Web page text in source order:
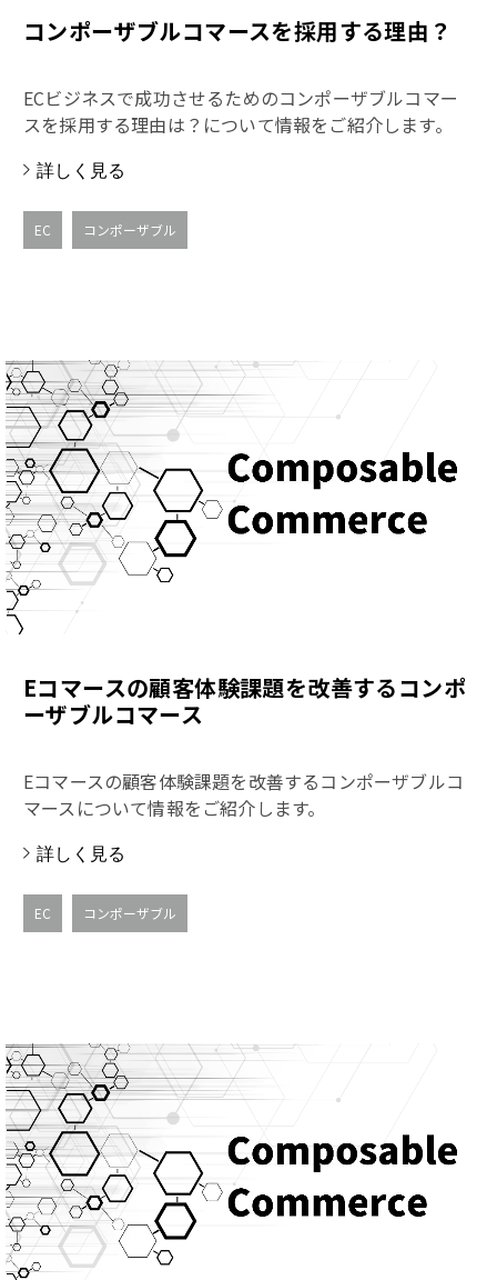
コンポーザブルコマースを採用する理由？
ECビジネスで成功させるためのコンポーザブルコマー
スを採用する理由は？について情報をご紹介します。
詳しく見る
EC コンポーザブル
Eコマースの顧客体験課題を改善するコンポ
ーザブルコマース
Eコマースの顧客体験課題を改善するコンポーザブルコ
マースについて情報をご紹介します。
詳しく見る
EC コンポーザブル